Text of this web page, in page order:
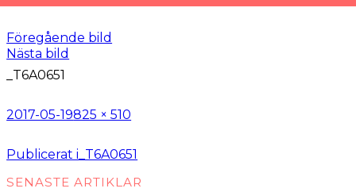
Föregående bild
Nästa bild
_T6A0651
Postat
2017-05-19Full
825 × 510
Inläggsnavigering
Publicerat i _T6A0651
SENASTE ARTIKLAR